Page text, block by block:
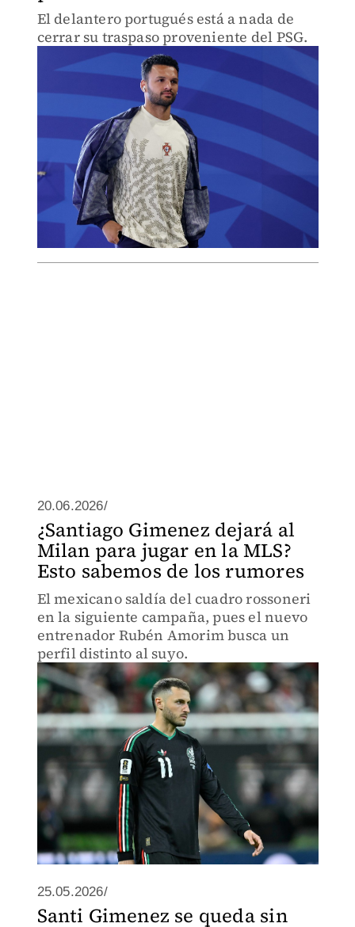
El delantero portugués está a nada de
cerrar su traspaso proveniente del PSG.
20.06.2026/
¿Santiago Gimenez dejará al
Milan para jugar en la MLS?
Esto sabemos de los rumores
El mexicano saldía del cuadro rossoneri
en la siguiente campaña, pues el nuevo
entrenador Rubén Amorim busca un
perfil distinto al suyo.
25.05.2026/
Santi Gimenez se queda sin